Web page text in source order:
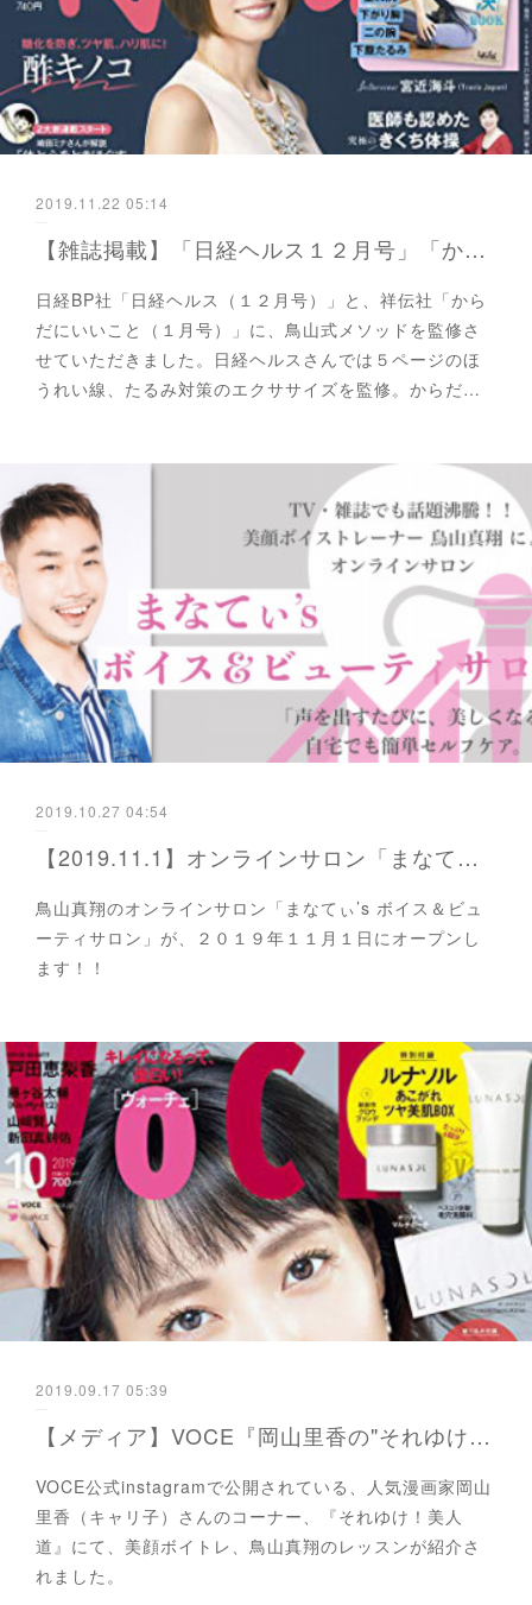
2019.11.22 05:14
【雑誌掲載】「日経ヘルス１２月号」「からだにいいこと１月号」に掲載されました。
日経BP社「日経ヘルス（１２月号）」と、祥伝社「から
だにいいこと（１月号）」に、鳥山式メソッドを監修さ
せていただきました。日経ヘルスさんでは５ページのほ
うれい線、たるみ対策のエクササイズを監修。からだ…
2019.10.27 04:54
【2019.11.1】オンラインサロン「まなてぃ's ボイス＆ビューティサロン」OPEN!!
鳥山真翔のオンラインサロン「まなてぃ’s ボイス＆ビュ
ーティサロン」が、２０１９年１１月１日にオープンし
ます！！
2019.09.17 05:39
【メディア】VOCE『岡山里香の"それゆけ！美人道"』コーナーにて、美顔ボイトレを紹介いただきました。
VOCE公式instagramで公開されている、人気漫画家岡山
里香（キャリ子）さんのコーナー、『それゆけ！美人
道』にて、美顔ボイトレ、鳥山真翔のレッスンが紹介さ
れました。